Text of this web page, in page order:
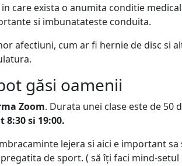
care exista o anumita conditie
si imbunatateste conduita.
afectiuni, cum ar fi hernie de disc si
găsi oamenii
Zoom. Durata unei clase este de
si 19:00.
lejera si aici e important
de sport. ( să îți faci mind-